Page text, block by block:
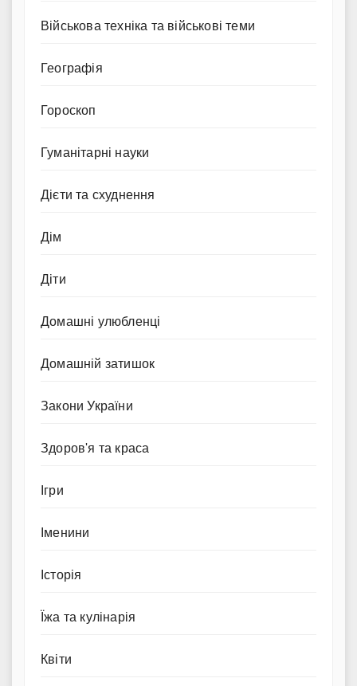
Військова техніка та військові теми
Географія
Гороскоп
Гуманітарні науки
Дієти та схуднення
Дім
Діти
Домашні улюбленці
Домашній затишок
Закони України
Здоров'я та краса
Ігри
Іменини
Історія
Їжа та кулінарія
Квіти